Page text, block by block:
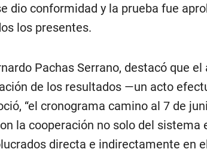
dio conformidad y la prueba fue
los presentes.
Pachas Serrano, destacó que el
de los resultados —un acto
“el cronograma camino al 7 de
la cooperación no solo del sistema
directa e indirectamente en